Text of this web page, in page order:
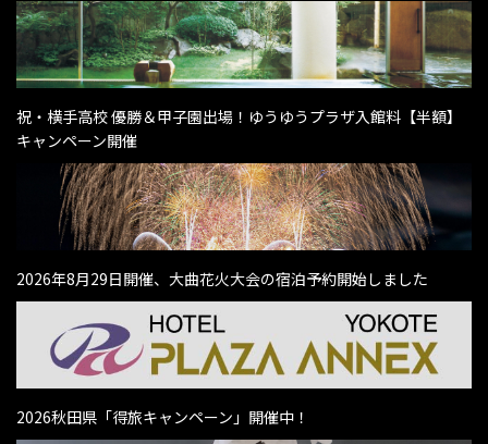
祝・横手高校 優勝＆甲子園出場！ゆうゆうプラザ入館料【半額】
キャンペーン開催
2026年8月29日開催、大曲花火大会の宿泊予約開始しました
2026秋田県「得旅キャンペーン」開催中！